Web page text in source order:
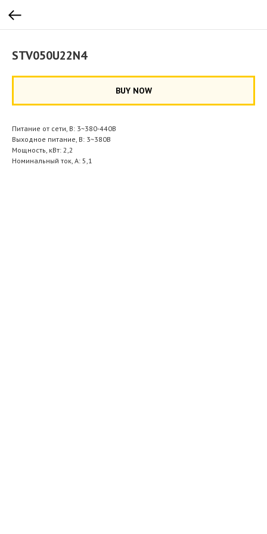
STV050U22N4
BUY NOW
Питание от сети, В: 3~380-440В
Выходное питание, В: 3~380В
Мощность, кВт: 2,2
Номинальный ток, А: 5,1